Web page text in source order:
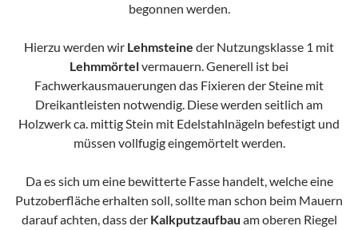
begonnen werden.
Hierzu werden wir Lehmsteine der Nutzungsklasse 1 mit
Lehmmörtelvermauern. Generell ist bei
Fachwerkausmauerungen das Fixieren der Steine mit
Dreikantleisten notwendig. Diese werden seitlich am
Holzwerk ca. mittig Stein mit Edelstahlnägeln befestigt und
müssen vollfugig eingemörtelt werden.
Da es sich um eine bewitterte Fasse handelt, welche eine
Putzoberfläche erhalten soll, sollte man schon beim Mauern
darauf achten, dass der Kalkputzaufbau am oberen Riegel